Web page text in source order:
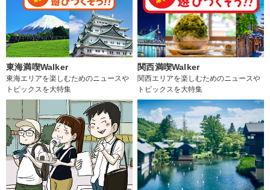
東海満喫Walker
東海エリアを楽しむためのニュースや
トピックスを大特集
関西満喫Walker
関西エリアを楽しむためのニュースや
トピックスを大特集